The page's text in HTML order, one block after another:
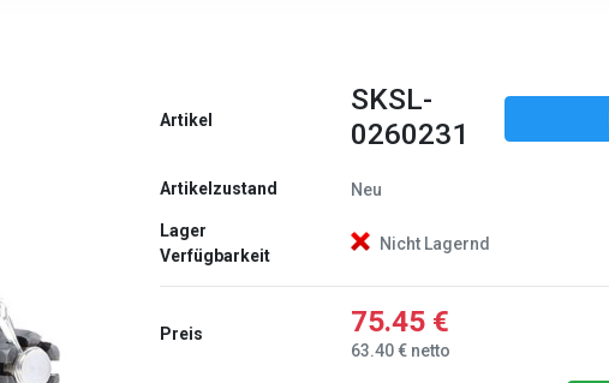
Artikel
SKSL-
0260231
Artikelzustand Neu
Lager
Verfügbarkeit
Nicht Lagernd
Preis 75.45 €
63.40 € netto